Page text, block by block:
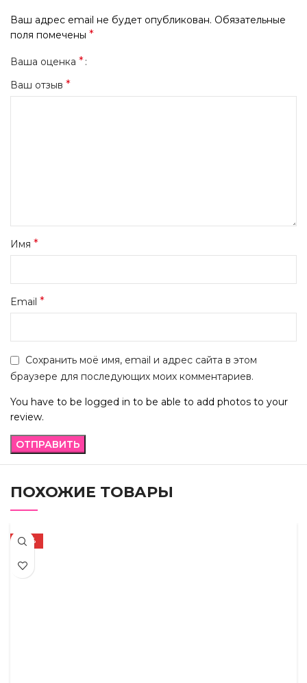
Ваш адрес email не будет опубликован. Обязательные
поля помечены *
Ваша оценка *
Ваш отзыв *
Имя *
Email *
Сохранить моё имя, email и адрес сайта в этом
браузере для последующих моих комментариев.
You have to be logged in to be able to add photos to your
review.
ПОХОЖИЕ ТОВАРЫ
-44%